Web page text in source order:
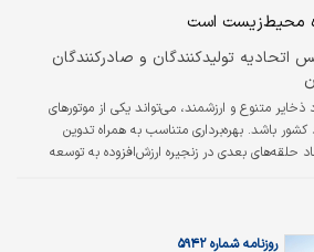
محیط‌زیست است
اتحادیه تولیدکنندگان و صادرکنندگان
متنوع و ارزشمند، می‌تواند یکی از موتورهای
محرک و پیشران در اقتصاد کشور باشد. بهره‌برداری متناسب به همراه تدوین
حلقه‌های بعدی در زنجیره ارزش‌افزوده به توسعه
به طور یکنواخت در سراسر سرزمین خواهد شد.
روزنامه شماره ۵۹۴۲